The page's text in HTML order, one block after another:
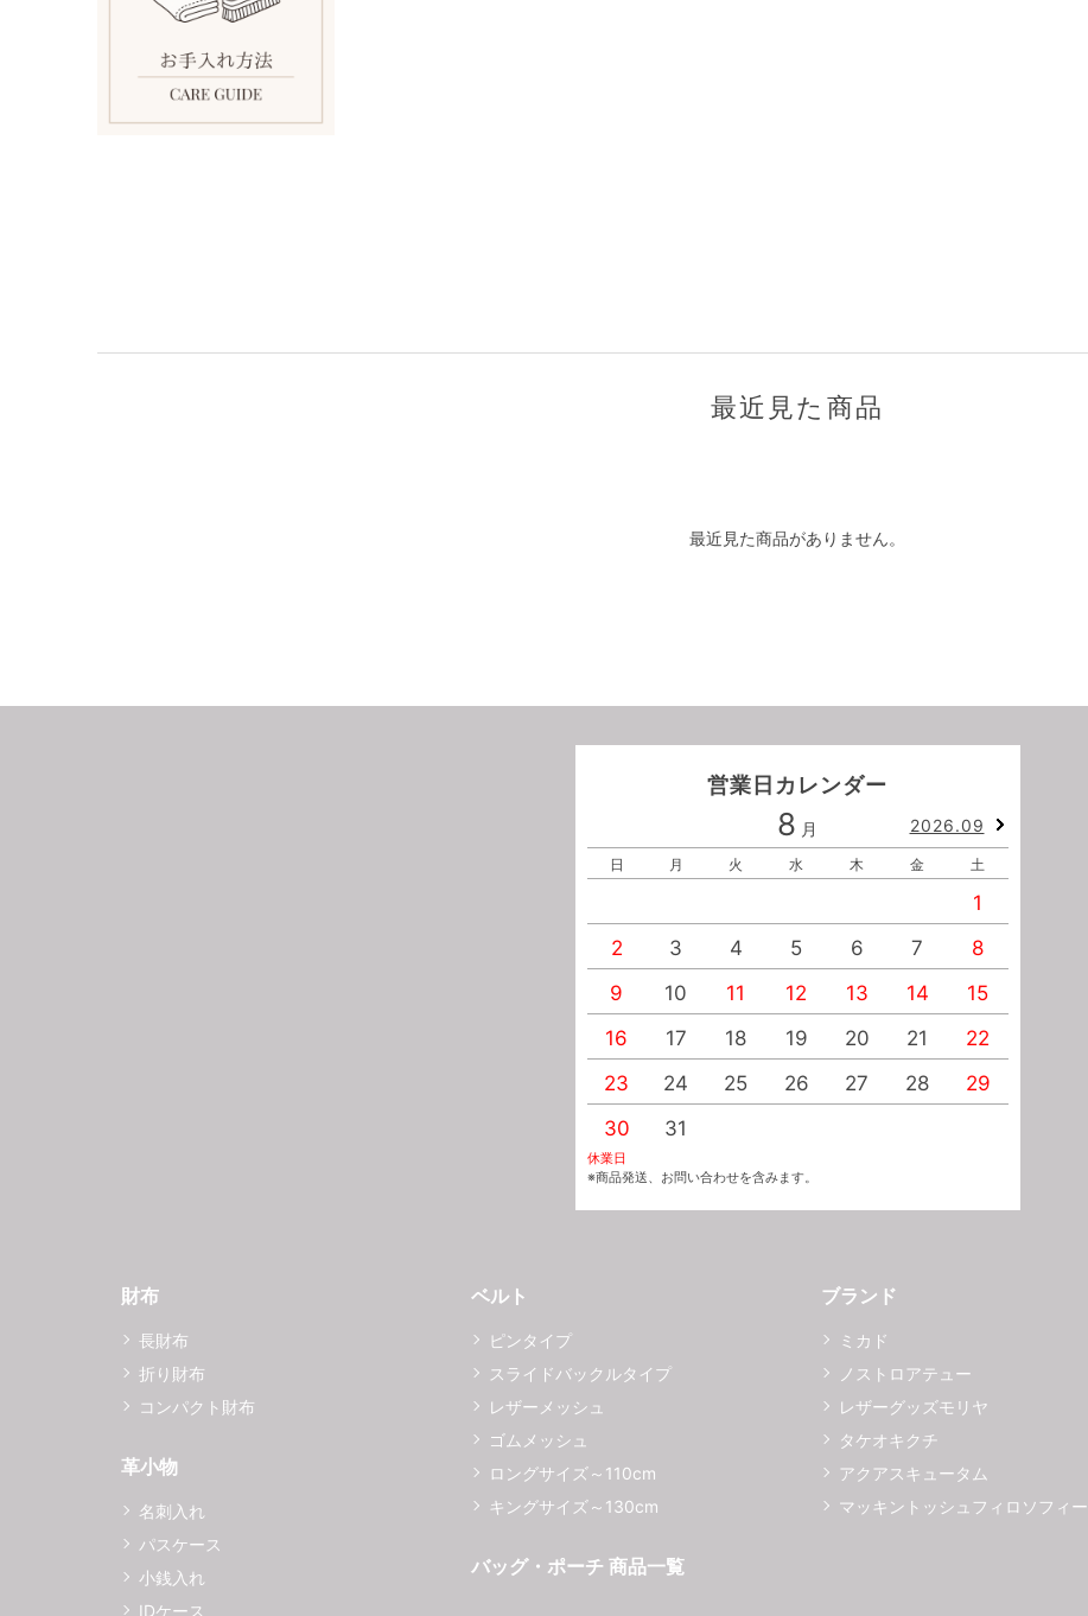
最近見た商品
最近見た商品がありません。
営業日カレンダー
8 月 2026.09
日 月 火 水 木 金 土
1
2
3 4 5 6 7
8
9
10 11 12 13 14
15
16
17 18 19 20 21
22
23
24 25 26 27 28
29
30
31
休業日
※商品発送、お問い合わせを含みます。
財布
長財布
折り財布
コンパクト財布
革小物
名刺入れ
パスケース
小銭入れ
IDケース
ベルト
ピンタイプ
スライドバックルタイプ
レザーメッシュ
ゴムメッシュ
ロングサイズ～110cm
キングサイズ～130cm
バッグ・ポーチ 商品一覧
ブランド
ミカド
ノストロアテュー
レザーグッズモリヤ
タケオキクチ
アクアスキュータム
マッキントッシュフィロソフィー